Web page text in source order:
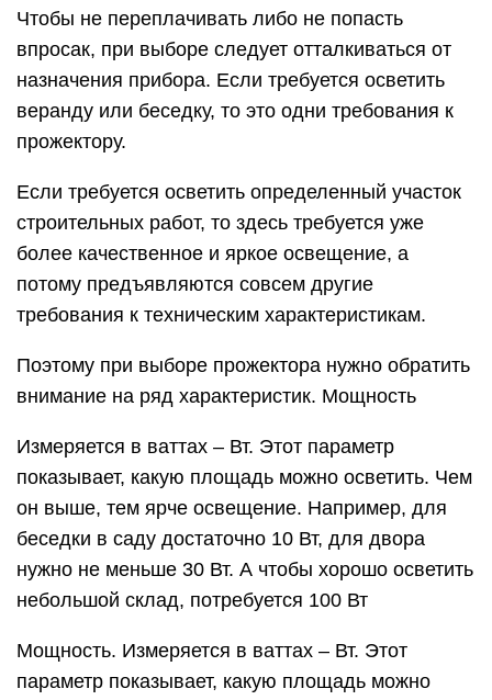
Чтобы не переплачивать либо не попасть
впросак, при выборе следует отталкиваться от
назначения прибора. Если требуется осветить
веранду или беседку, то это одни требования к
прожектору.
Если требуется осветить определенный участок
строительных работ, то здесь требуется уже
более качественное и яркое освещение, а
потому предъявляются совсем другие
требования к техническим характеристикам.
Поэтому при выборе прожектора нужно обратить
внимание на ряд характеристик. Мощность
Измеряется в ваттах – Вт. Этот параметр
показывает, какую площадь можно осветить. Чем
он выше, тем ярче освещение. Например, для
беседки в саду достаточно 10 Вт, для двора
нужно не меньше 30 Вт. А чтобы хорошо осветить
небольшой склад, потребуется 100 Вт
Мощность. Измеряется в ваттах – Вт. Этот
параметр показывает, какую площадь можно